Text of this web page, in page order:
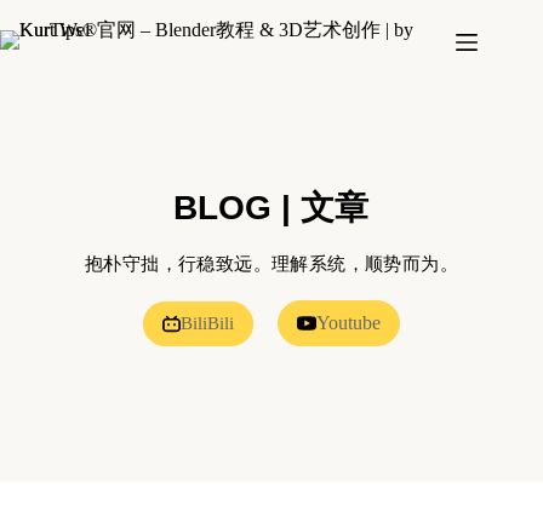
BLOG | 文章
抱朴守拙，行稳致远。理解系统，顺势而为。
BiliBili Youtube